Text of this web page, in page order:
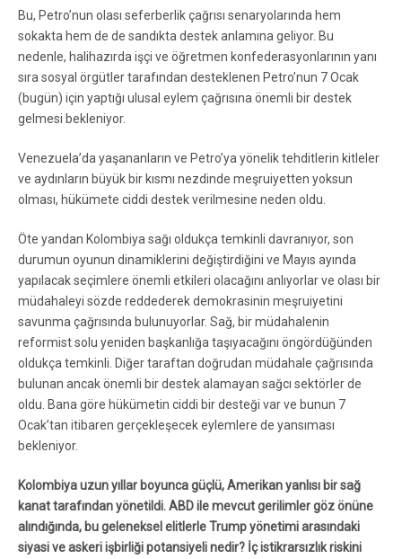
Bu, Petro’nun olası seferberlik çağrısı senaryolarında hem
sokakta hem de de sandıkta destek anlamına geliyor. Bu
nedenle, halihazırda işçi ve öğretmen konfederasyonlarının yanı
sıra sosyal örgütler tarafından desteklenen Petro’nun 7 Ocak
(bugün) için yaptığı ulusal eylem çağrısına önemli bir destek
gelmesi bekleniyor.
Venezuela’da yaşananların ve Petro’ya yönelik tehditlerin kitleler
ve aydınların büyük bir kısmı nezdinde meşruiyetten yoksun
olması, hükümete ciddi destek verilmesine neden oldu.
Öte yandan Kolombiya sağı oldukça temkinli davranıyor, son
durumun oyunun dinamiklerini değiştirdiğini ve Mayıs ayında
yapılacak seçimlere önemli etkileri olacağını anlıyorlar ve olası bir
müdahaleyi sözde reddederek demokrasinin meşruiyetini
savunma çağrısında bulunuyorlar. Sağ, bir müdahalenin
reformist solu yeniden başkanlığa taşıyacağını öngördüğünden
oldukça temkinli. Diğer taraftan doğrudan müdahale çağrısında
bulunan ancak önemli bir destek alamayan sağcı sektörler de
oldu. Bana göre hükümetin ciddi bir desteği var ve bunun 7
Ocak’tan itibaren gerçekleşecek eylemlere de yansıması
bekleniyor.
Kolombiya uzun yıllar boyunca güçlü, Amerikan yanlısı bir sağ
kanat tarafından yönetildi. ABD ile mevcut gerilimler göz önüne
alındığında, bu geleneksel elitlerle Trump yönetimi arasındaki
siyasi ve askeri işbirliği potansiyeli nedir? İç istikrarsızlık riskini